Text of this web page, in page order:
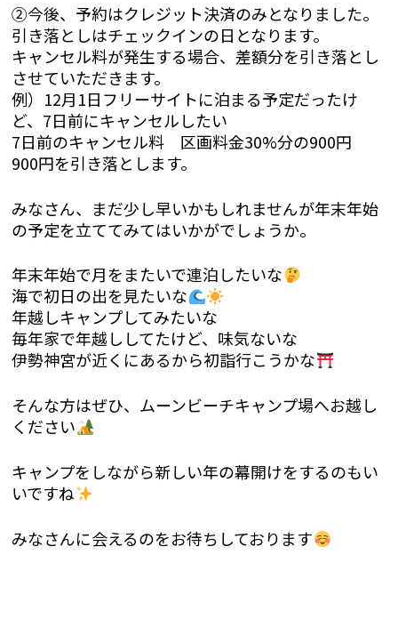
②今後、予約はクレジット決済のみとなりました。
引き落としはチェックインの日となります。
キャンセル料が発生する場合、差額分を引き落とし
させていただきます。
例）12月1日フリーサイトに泊まる予定だったけ
ど、7日前にキャンセルしたい
7日前のキャンセル料 区画料金30%分の900円
900円を引き落とします。
みなさん、まだ少し早いかもしれませんが年末年始
の予定を立ててみてはいかがでしょうか。
年末年始で月をまたいで連泊したいな
海で初日の出を見たいな
年越しキャンプしてみたいな
毎年家で年越ししてたけど、味気ないな
伊勢神宮が近くにあるから初詣行こうかな
そんな方はぜひ、ムーンビーチキャンプ場へお越し
ください
キャンプをしながら新しい年の幕開けをするのもい
いですね
みなさんに会えるのをお待ちしております